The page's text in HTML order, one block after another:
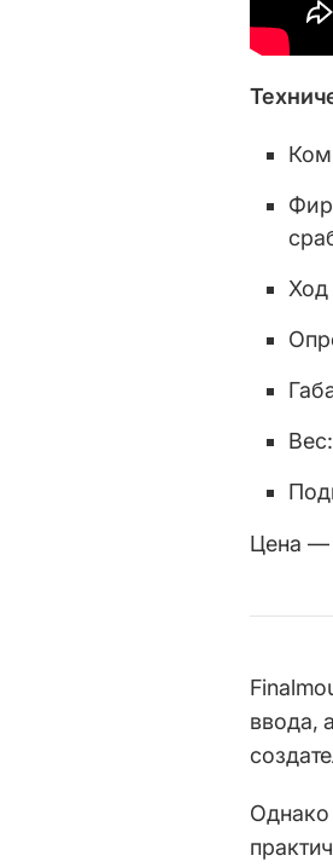
Цена —
ввода,
Однако